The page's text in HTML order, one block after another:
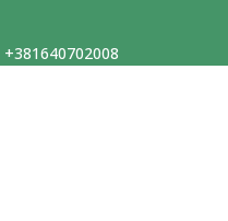
+381640702008